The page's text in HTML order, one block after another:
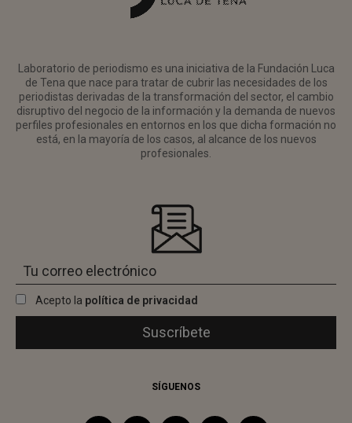
Laboratorio de periodismo es una iniciativa de la Fundación Luca
de Tena que nace para tratar de cubrir las necesidades de los
periodistas derivadas de la transformación del sector, el cambio
disruptivo del negocio de la información y la demanda de nuevos
perfiles profesionales en entornos en los que dicha formación no
está, en la mayoría de los casos, al alcance de los nuevos
profesionales.
Acepto la política de privacidad
SÍGUENOS